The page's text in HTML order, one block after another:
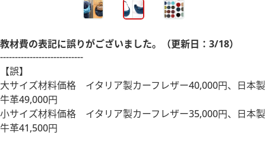
教材費の表記に誤りがございました。（更新日：3/18）
----------------------------
【誤】
大サイズ材料価格 イタリア製カーフレザー40,000円、日本製
牛革49,000円
小サイズ材料価格 イタリア製カーフレザー35,000円、日本製
牛革41,500円